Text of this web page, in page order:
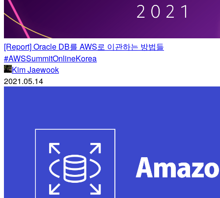
[Report] Oracle DB를 AWS로 이관하는 방법들
#AWSSummitOnlineKorea
Kim Jaewook
2021.05.14